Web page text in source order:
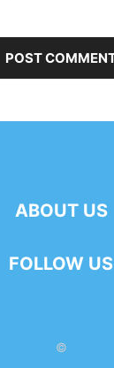
ABOUT US
FOLLOW US
©